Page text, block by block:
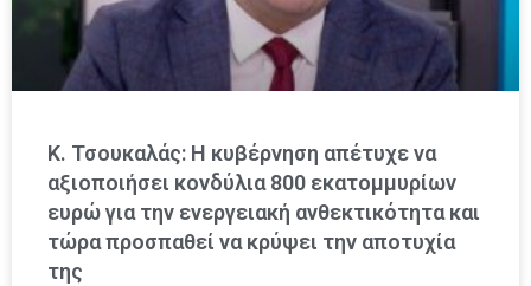
Κ. Τσουκαλάς: Η κυβέρνηση απέτυχε να
αξιοποιήσει κονδύλια 800 εκατομμυρίων
ευρώ για την ενεργειακή ανθεκτικότητα και
τώρα προσπαθεί να κρύψει την αποτυχία
της